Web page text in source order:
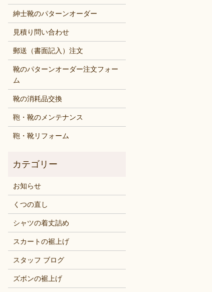
紳士靴のパターンオーダー
見積り問い合わせ
郵送（書面記入）注文
靴のパターンオーダー注文フォー
ム
靴の消耗品交換
鞄・靴のメンテナンス
鞄・靴リフォーム
お知らせ
くつの直し
シャツの着丈詰め
スカートの裾上げ
スタッフ ブログ
ズボンの裾上げ